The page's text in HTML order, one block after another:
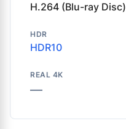
H.264 (Blu-ray Disc)
HDR
HDR10
REAL 4K
—